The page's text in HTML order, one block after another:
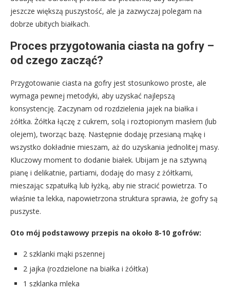
jeszcze większą puszystość, ale ja zazwyczaj polegam na
dobrze ubitych białkach.
Proces przygotowania ciasta na gofry –
od czego zacząć?
Przygotowanie ciasta na gofry jest stosunkowo proste, ale
wymaga pewnej metodyki, aby uzyskać najlepszą
konsystencję. Zaczynam od rozdzielenia jajek na białka i
żółtka. Żółtka łączę z cukrem, solą i roztopionym masłem (lub
olejem), tworząc bazę. Następnie dodaję przesianą mąkę i
wszystko dokładnie mieszam, aż do uzyskania jednolitej masy.
Kluczowy moment to dodanie białek. Ubijam je na sztywną
pianę i delikatnie, partiami, dodaję do masy z żółtkami,
mieszając szpatułką lub łyżką, aby nie stracić powietrza. To
właśnie ta lekka, napowietrzona struktura sprawia, że gofry są
puszyste.
Oto mój podstawowy przepis na około 8-10 gofrów:
2 szklanki mąki pszennej
2 jajka (rozdzielone na białka i żółtka)
1 szklanka mleka